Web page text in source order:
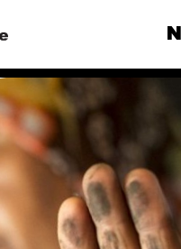
Nos
Total, rendez-
tribunal
Gaz « naturel
enfumage